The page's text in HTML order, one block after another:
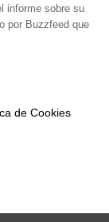
informe sobre su
por Buzzfeed que
de Cookies